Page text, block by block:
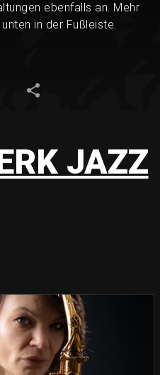
ebenfalls an. Mehr
in der Fußleiste.
JAZZ